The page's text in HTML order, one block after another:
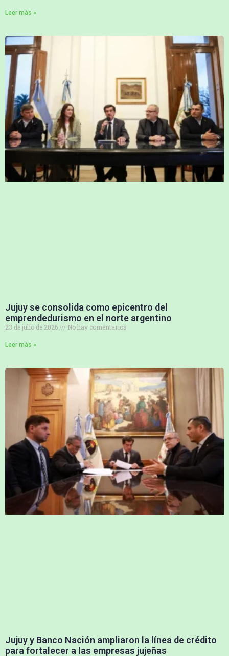
Leer más »
Jujuy se consolida como epicentro del
emprendedurismo en el norte argentino
23 de julio de 2026 No hay comentarios
Leer más »
Jujuy y Banco Nación ampliaron la línea de crédito
para fortalecer a las empresas jujeñas